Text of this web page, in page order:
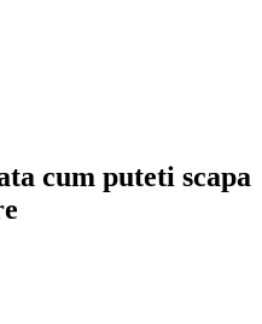
cum puteti scapa